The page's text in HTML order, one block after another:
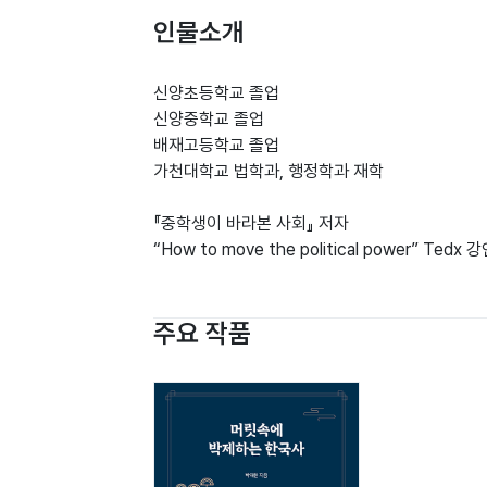
인물소개
신양초등학교 졸업
신양중학교 졸업
배재고등학교 졸업
가천대학교 법학과, 행정학과 재학
『중학생이 바라본 사회』 저자
“How to move the political power” Tedx 강
주요 작품